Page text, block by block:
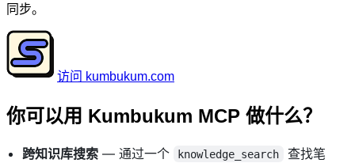
同步。
访问 kumbukum.com
你可以用 Kumbukum MCP 做什么？
跨知识库搜索 — 通过一个 knowledge_search
查找笔